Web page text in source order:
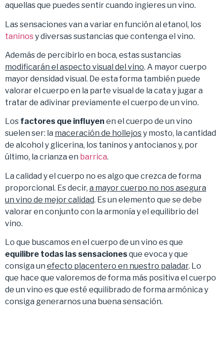
aquellas que puedes sentir cuando ingieres un vino.
Las sensaciones van a variar en función al etanol, los
taninosy diversas sustancias que contenga el vino.
Además de percibirlo en boca, estas sustancias
modificarán el aspecto visual del vino. A mayor cuerpo
mayor densidad visual. De esta forma también puede
valorar el cuerpo en la parte visual de la cata y jugar a
tratar de adivinar previamente el cuerpo de un vino.
Los factores que influyen en el cuerpo de un vino
suelen ser: la maceración de hollejosy mosto, la cantidad
de alcohol y glicerina, los taninos y antocianos y, por
último, la crianza en barrica.
La calidad y el cuerpo no es algo que crezca de forma
proporcional. Es decir, a mayor cuerpo no nos asegura
un vino de mejor calidad. Es un elemento que se debe
valorar en conjunto con la armonía y el equilibrio del
vino.
Lo que buscamos en el cuerpo de un vino es que
equilibre todas las sensacionesque evoca y que
consiga un efecto placentero en nuestro paladar. Lo
que hace que valoremos de forma más positiva el cuerpo
de un vino es que esté equilibrado de forma armónica y
consiga generarnos una buena sensación.